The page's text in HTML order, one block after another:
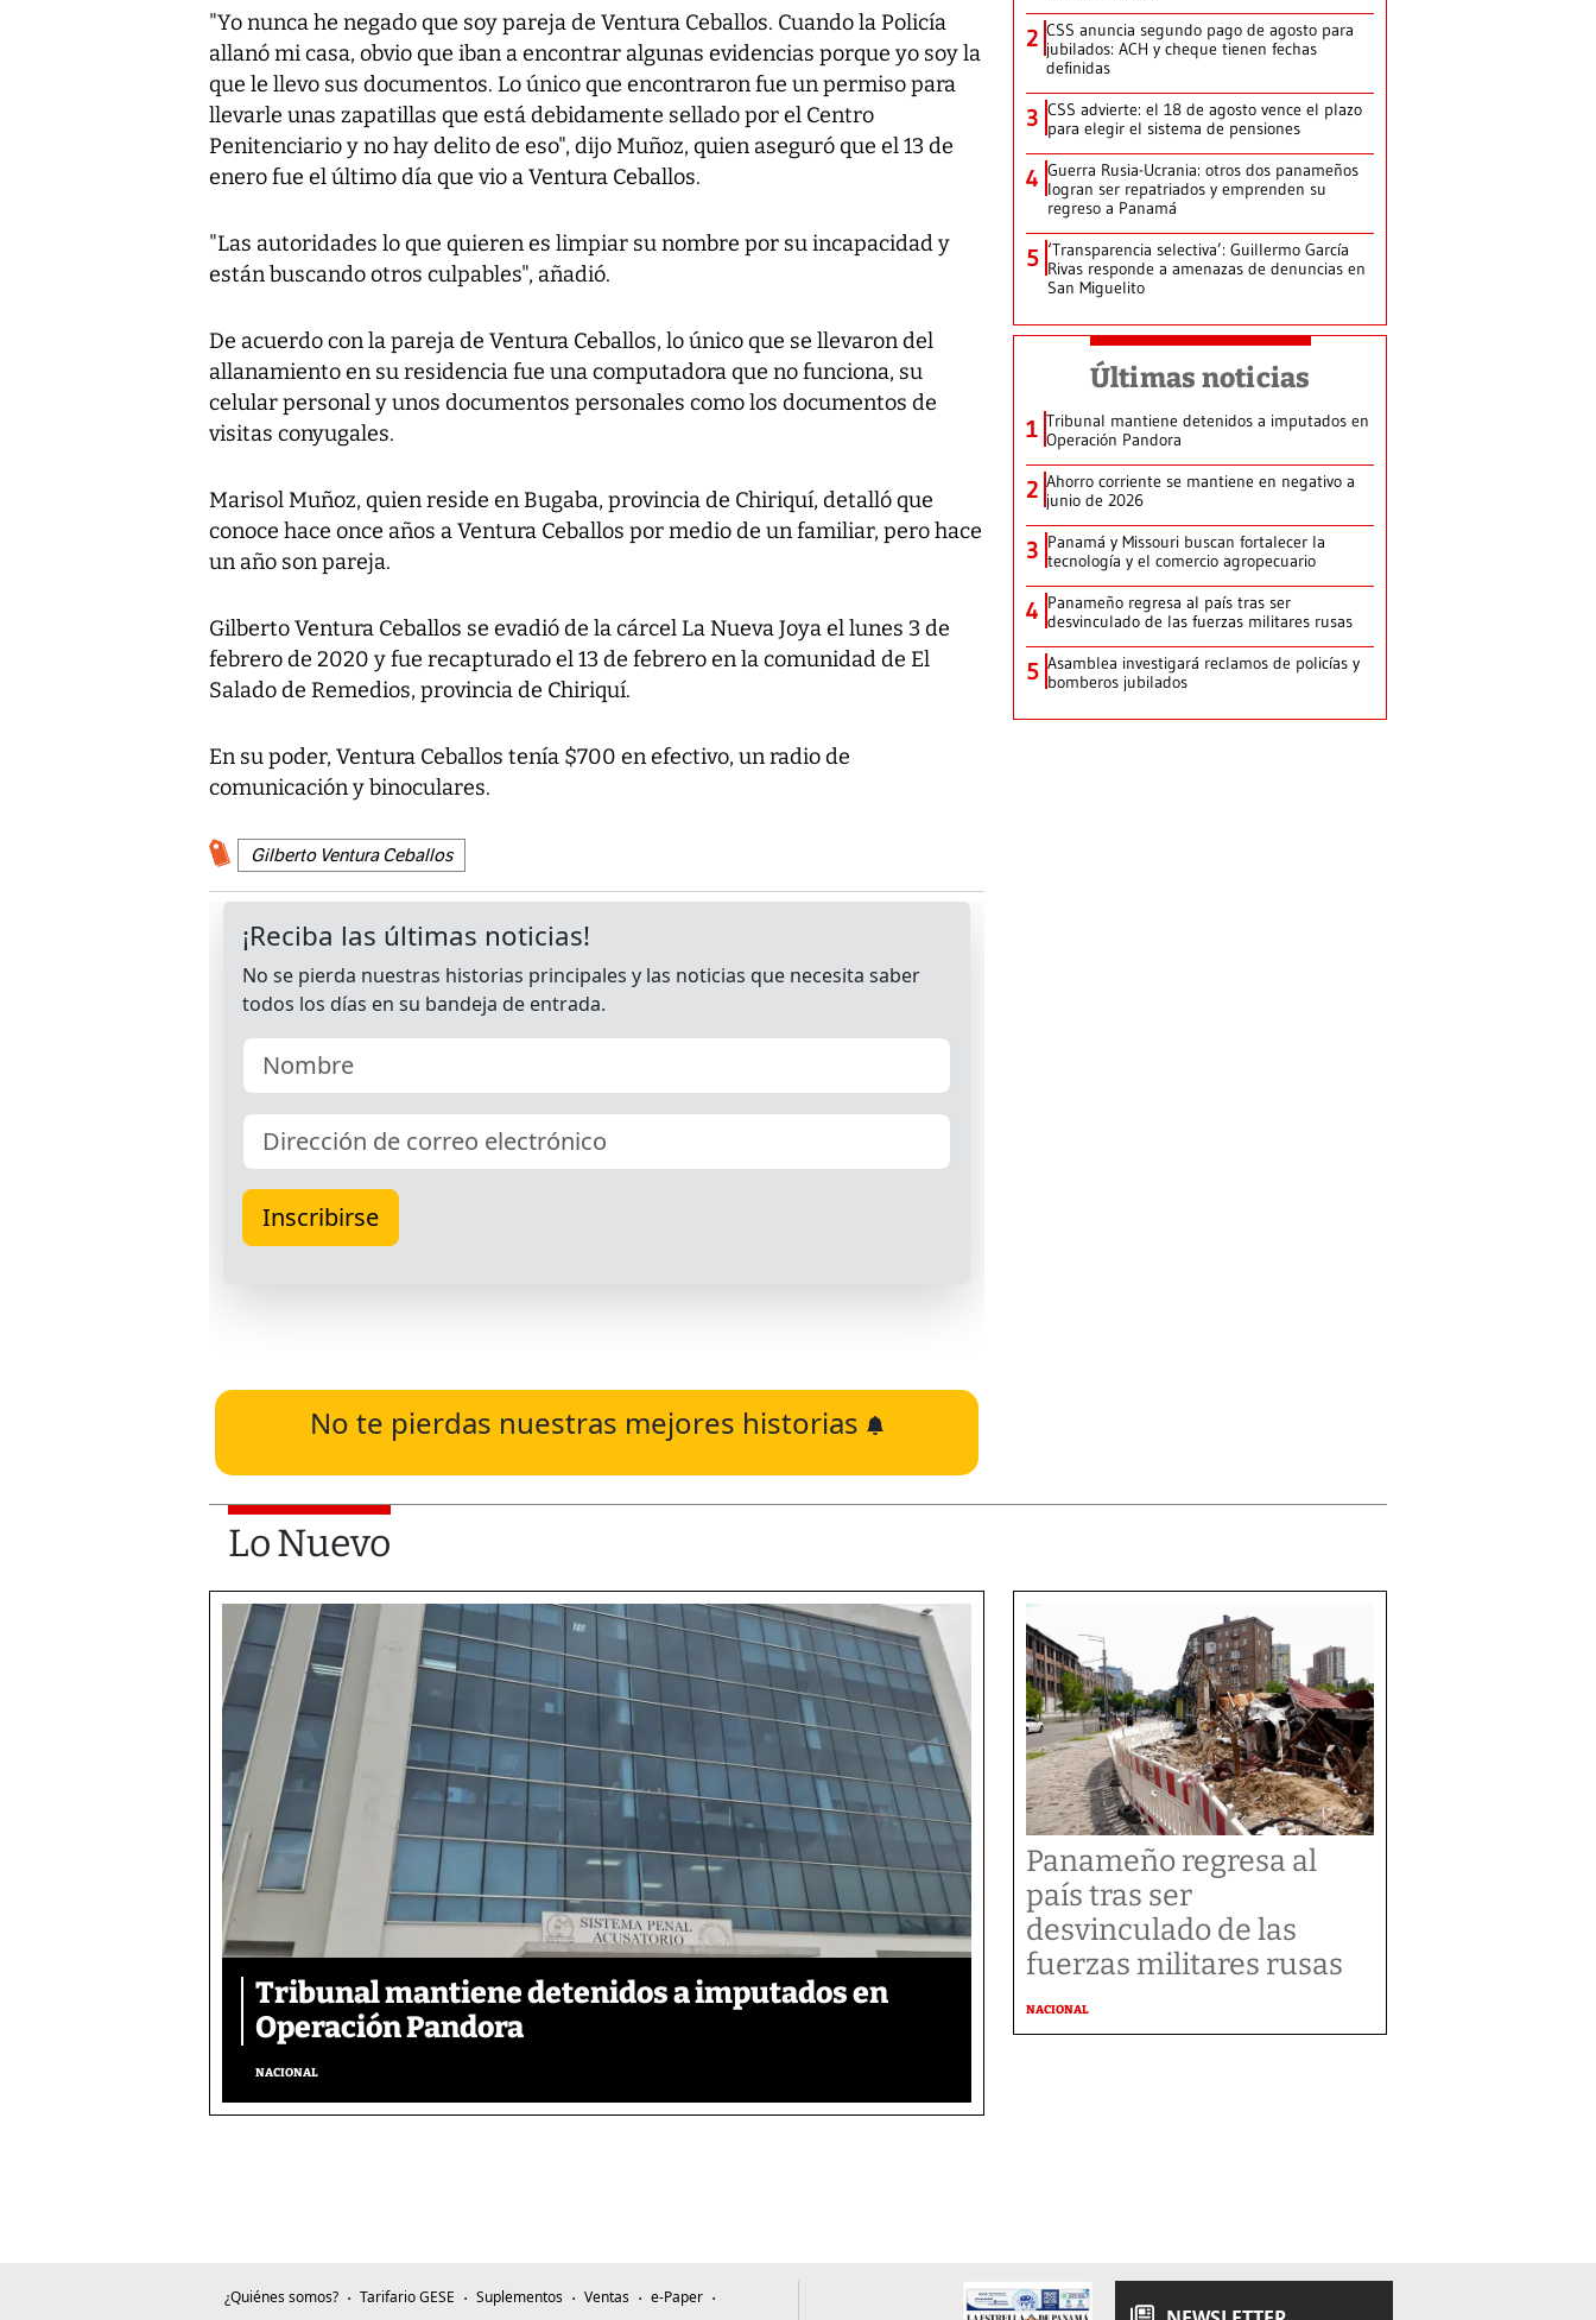
"Yo nunca he negado que soy pareja de Ventura Ceballos. Cuando la Policía
allanó mi casa, obvio que iban a encontrar algunas evidencias porque yo soy la
que le llevo sus documentos. Lo único que encontraron fue un permiso para
llevarle unas zapatillas que está debidamente sellado por el Centro
Penitenciario y no hay delito de eso", dijo Muñoz, quien aseguró que el 13 de
enero fue el último día que vio a Ventura Ceballos.
"Las autoridades lo que quieren es limpiar su nombre por su incapacidad y
están buscando otros culpables", añadió.
De acuerdo con la pareja de Ventura Ceballos, lo único que se llevaron del
allanamiento en su residencia fue una computadora que no funciona, su
celular personal y unos documentos personales como los documentos de
visitas conyugales.
Marisol Muñoz, quien reside en Bugaba, provincia de Chiriquí, detalló que
conoce hace once años a Ventura Ceballos por medio de un familiar, pero hace
un año son pareja.
Gilberto Ventura Ceballos se evadió de la cárcel La Nueva Joya el lunes 3 de
febrero de 2020 y fue recapturado el 13 de febrero en la comunidad de El
Salado de Remedios, provincia de Chiriquí.
En su poder, Ventura Ceballos tenía $700 en efectivo, un radio de
comunicación y binoculares.
Gilberto Ventura Ceballos
No te pierdas nuestras mejores historias
2 CSS anuncia segundo pago de agosto para
jubilados: ACH y cheque tienen fechas
definidas
3 CSS advierte: el 18 de agosto vence el plazo
para elegir el sistema de pensiones
4 Guerra Rusia-Ucrania: otros dos panameños
logran ser repatriados y emprenden su
regreso a Panamá
5 ‘Transparencia selectiva’: Guillermo García
Rivas responde a amenazas de denuncias en
San Miguelito
Últimas noticias
1 Tribunal mantiene detenidos a imputados en
Operación Pandora
2 Ahorro corriente se mantiene en negativo a
junio de 2026
3 Panamá y Missouri buscan fortalecer la
tecnología y el comercio agropecuario
4 Panameño regresa al país tras ser
desvinculado de las fuerzas militares rusas
5 Asamblea investigará reclamos de policías y
bomberos jubilados
Lo Nuevo
Tribunal mantiene detenidos a imputados en
Operación Pandora
NACIONAL
Panameño regresa al
país tras ser
desvinculado de las
fuerzas militares rusas
NACIONAL
¿Quiénes somos? Tarifario GESE Suplementos Ventas
e-Paper